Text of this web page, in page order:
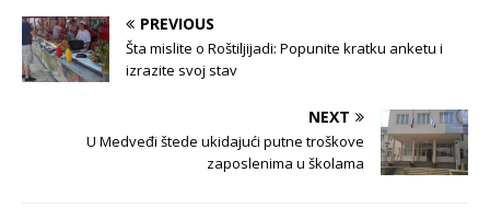
PREVIOUS
Šta mislite o Roštiljijadi: Popunite kratku anketu i
izrazite svoj stav
NEXT
U Medveđi štede ukidajući putne troškove
zaposlenima u školama